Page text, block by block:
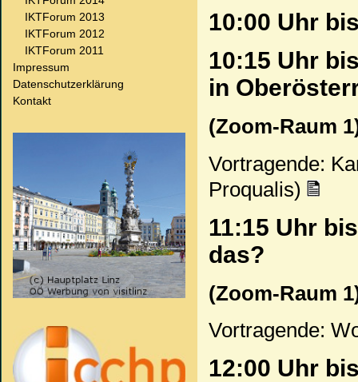
IKTForum 2013
IKTForum 2012
IKTForum 2011
Impressum
Datenschutzerklärung
Kontakt
10:00 Uhr
10:15 Uhr
in
(Zoom-Raum
Vortragende:
Proqualis)
11:15 Uhr
das?
(Zoom-Raum
Vortragende:
12:00 Uhr